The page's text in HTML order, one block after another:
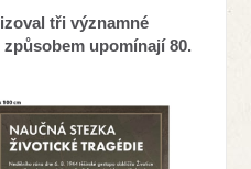
tři významné
upomínají 80.